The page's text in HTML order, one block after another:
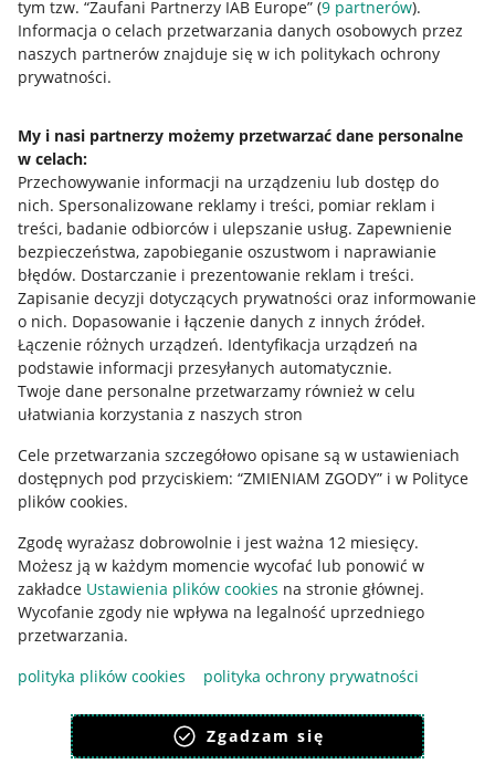
tym tzw. “Zaufani Partnerzy IAB Europe” (9 partnerów).
Informacja o celach przetwarzania danych osobowych przez
naszych partnerów znajduje się w ich politykach ochrony
prywatności.
My i nasi partnerzy możemy przetwarzać dane personalne
w celach:
Przechowywanie informacji na urządzeniu lub dostęp do
nich. Spersonalizowane reklamy i treści, pomiar reklam i
treści, badanie odbiorców i ulepszanie usług. Zapewnienie
bezpieczeństwa, zapobieganie oszustwom i naprawianie
błędów. Dostarczanie i prezentowanie reklam i treści.
Zapisanie decyzji dotyczących prywatności oraz informowanie
o nich. Dopasowanie i łączenie danych z innych źródeł.
Łączenie różnych urządzeń. Identyfikacja urządzeń na
podstawie informacji przesyłanych automatycznie.
Twoje dane personalne przetwarzamy również w celu
ułatwiania korzystania z naszych stron
Cele przetwarzania szczegółowo opisane są w ustawieniach
dostępnych pod przyciskiem: “ZMIENIAM ZGODY” i w Polityce
plików cookies.
Zgodę wyrażasz dobrowolnie i jest ważna 12 miesięcy.
Możesz ją w każdym momencie wycofać lub ponowić w
zakładce Ustawienia plików cookies na stronie głównej.
Wycofanie zgody nie wpływa na legalność uprzedniego
przetwarzania.
polityka plików cookies
polityka ochrony prywatności
Zgadzam się
Przydatne informacje
Jak to działa
Allegro Gadane dla sprzedających
Allegro Gadane dla kupujących
Mapa miejscowości
Informacje prawne
Regulamin
Polityka plików "cookies"
Ustawienia plików "cookies"
Udostępnianie lokalizacji
Informacje dla Aktu o Usługach Cyfrowych
Pobierz aplikację